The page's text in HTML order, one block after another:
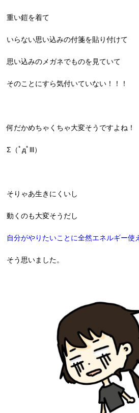
重い鎧を着て
いらない思い込みの付箋を貼り付けて
思い込みのメガネでものを見ていて
そのことにすら気付いていない！！！
何だかめちゃくちゃ大変そうですよね！
Σ（ﾟдﾟlll）
そりゃあ生きにくいし
動くのも大変そうだし
自分がやりたいことに全然エネルギー使
そう思いました。